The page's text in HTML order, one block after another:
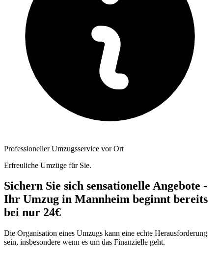
Professioneller Umzugsservice vor Ort
Erfreuliche Umzüge für Sie.
Sichern Sie sich sensationelle Angebote -
Ihr Umzug in Mannheim beginnt bereits
bei nur 24€
Die Organisation eines Umzugs kann eine echte Herausforderung
sein, insbesondere wenn es um das Finanzielle geht.